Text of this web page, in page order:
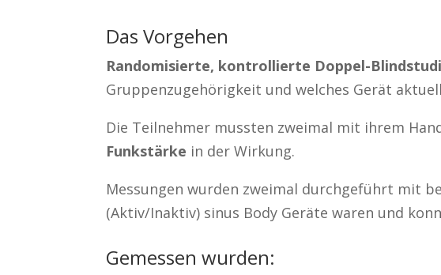
Das Vorgehen
Randomisierte, kontrollierte Doppel-
Gruppenzugehörigkeit und welches Gerät
Die Teilnehmer mussten zweimal mit ihrem
Funkstärke in der Wirkung.
Messungen wurden zweimal durchgeführt mit
(Aktiv/Inaktiv) sinus Body Geräte waren und
Gemessen wurden: